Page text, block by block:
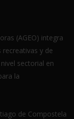
(AGEO) integra
y de
sectorial en
la
de Compostela